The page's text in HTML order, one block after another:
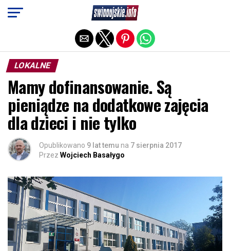
LOKALNE
Mamy dofinansowanie. Są
pieniądze na dodatkowe zajęcia
dla dzieci i nie tylko
Opublikowano 9 lat temu na 7 sierpnia 2017
Przez Wojciech Basałygo
Exit mobile version